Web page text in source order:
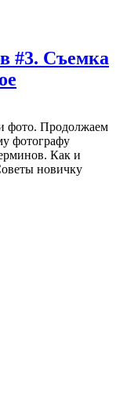
#3. Съемка
фото. Продолжаем
фотографу
Как и
новичку